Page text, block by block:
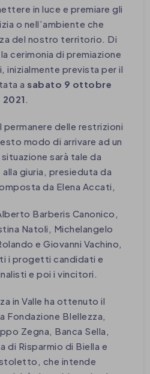
in luce e premiare gli
o nell’ambiente che
del nostro territorio. Di
cerimonia di premiazione
prevista per il
a sabato 9 ottobre
2021
permanere delle restrizioni
modo di arrivare ad un
sarà tale da
giuria, presieduta da
da Elena Accati,
Barberis Canonico,
Natoli, Michelangelo
e Giovanni Vachino,
i progetti candidati e
e poi i vincitori.
in Valle ha ottenuto il
Fondazione BIellezza,
Zegna, Banca Sella,
di Risparmio di Biella e
che intende